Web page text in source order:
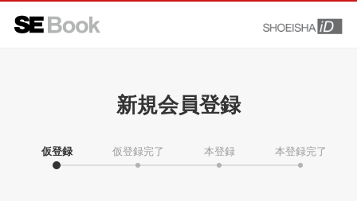
新規会員登録
仮登録 仮登録完了 本登録 本登録完了